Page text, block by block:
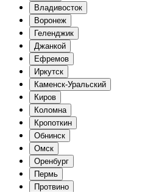
Владивосток
Воронеж
Геленджик
Джанкой
Ефремов
Иркутск
Каменск-Уральский
Киров
Коломна
Кропоткин
Обнинск
Омск
Оренбург
Пермь
Протвино